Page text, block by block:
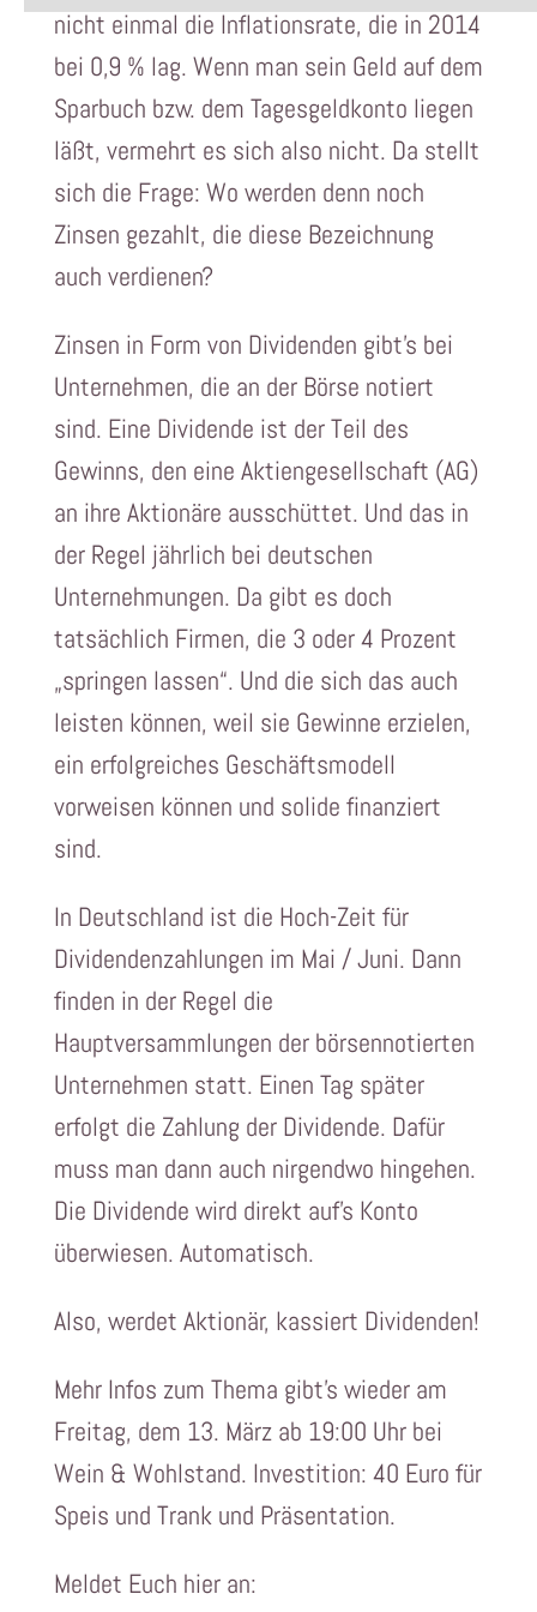
nicht einmal die Inflationsrate, die in 2014
bei 0,9 % lag. Wenn man sein Geld auf dem
Sparbuch bzw. dem Tagesgeldkonto liegen
läßt, vermehrt es sich also nicht. Da stellt
sich die Frage: Wo werden denn noch
Zinsen gezahlt, die diese Bezeichnung
auch verdienen?
Zinsen in Form von Dividenden gibt’s bei
Unternehmen, die an der Börse notiert
sind. Eine Dividende ist der Teil des
Gewinns, den eine Aktiengesellschaft (AG)
an ihre Aktionäre ausschüttet. Und das in
der Regel jährlich bei deutschen
Unternehmungen. Da gibt es doch
tatsächlich Firmen, die 3 oder 4 Prozent
„springen lassen“. Und die sich das auch
leisten können, weil sie Gewinne erzielen,
ein erfolgreiches Geschäftsmodell
vorweisen können und solide finanziert
sind.
In Deutschland ist die Hoch-Zeit für
Dividendenzahlungen im Mai / Juni. Dann
finden in der Regel die
Hauptversammlungen der börsennotierten
Unternehmen statt. Einen Tag später
erfolgt die Zahlung der Dividende. Dafür
muss man dann auch nirgendwo hingehen.
Die Dividende wird direkt auf’s Konto
überwiesen. Automatisch.
Also, werdet Aktionär, kassiert Dividenden!
Mehr Infos zum Thema gibt’s wieder am
Freitag, dem 13. März ab 19:00 Uhr bei
Wein & Wohlstand. Investition: 40 Euro für
Speis und Trank und Präsentation.
Meldet Euch hier an: